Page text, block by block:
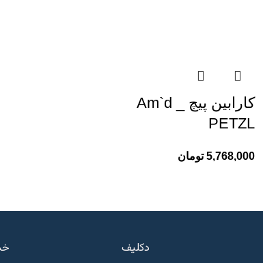
کارابین پیچ Am`d _
PETZL
5,768,000 تومان
دکلیف​